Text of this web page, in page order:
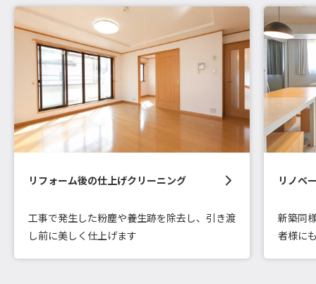
リフォーム後の仕上げクリーニング
工事で発生した粉塵や養生跡を除去し、引き渡
し前に美しく仕上げます
リノベ
新築同
者様に